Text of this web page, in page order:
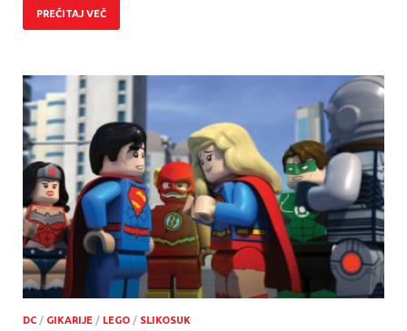
PREČITAJ VEČ
DC / GIKARIJE / LEGO / SLIKOSUK